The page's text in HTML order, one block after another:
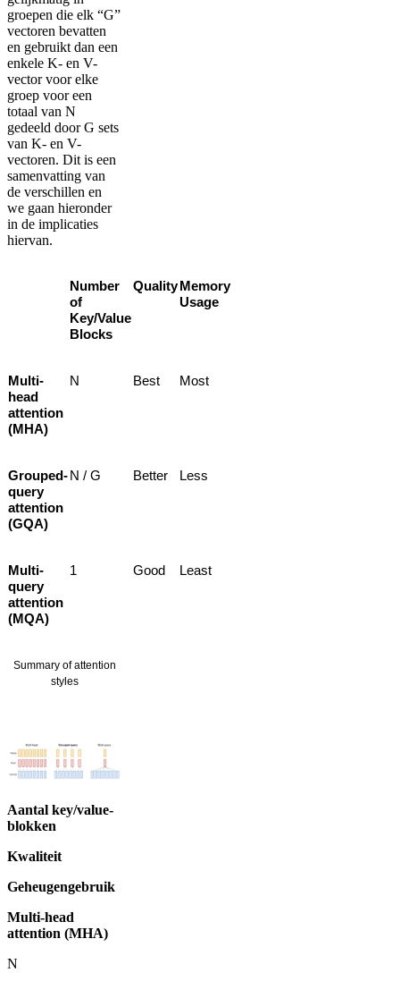
groepen die elk “G”
vectoren bevatten
en gebruikt dan een
enkele K- en V-
vector voor elke
groep voor een
totaal van N
gedeeld door G sets
van K- en V-
vectoren. Dit is een
samenvatting van
de verschillen en
we gaan hieronder
in de implicaties
hiervan.
Number
of
Key/Value
Blocks
Quality Memory
Usage
Multi-
head
attention
(MHA)
N Best Most
Grouped-
query
attention
(GQA)
N / G Better Less
Multi-
query
attention
(MQA)
1 Good Least
Summary of attention
styles
Aantal key/value-
blokken
Kwaliteit
Geheugengebruik
Multi-head
attention (MHA)
N